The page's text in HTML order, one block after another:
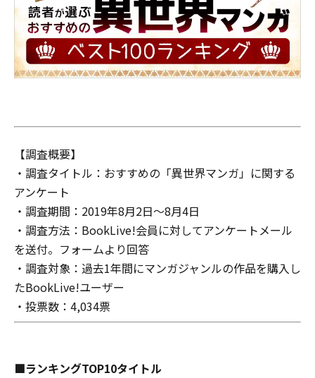
【調査概要】
・調査タイトル：おすすめの「異世界マンガ」に関する
アンケート
・調査期間：2019年8月2日～8月4日
・調査方法：BookLive!会員に対してアンケートメール
を送付。フォームより回答
・調査対象：過去1年間にマンガジャンルの作品を購入し
たBookLive!ユーザー
・投票数：4,034票
■ランキングTOP10タイトル